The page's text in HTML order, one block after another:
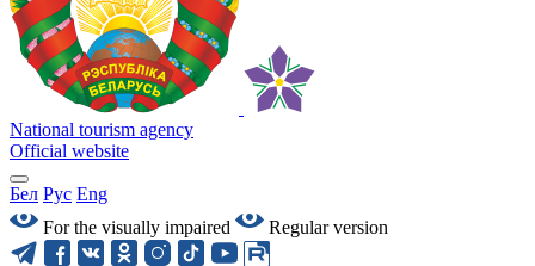
National tourism agency
Official website
Бел Рус Eng
For the visually impaired
Regular version